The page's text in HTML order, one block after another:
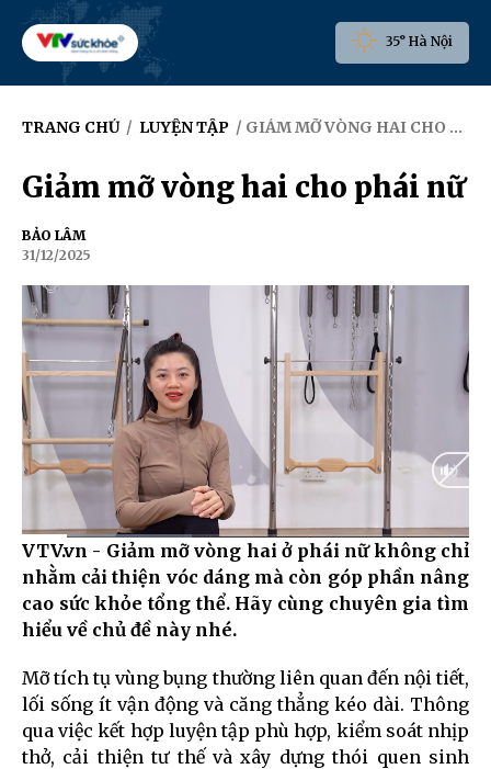
35° Hà Nội
TRANG CHỦ / LUYỆN TẬP / GIẢM MỠ VÒNG HAI CHO PHÁI NỮ
Giảm mỡ vòng hai cho phái nữ
BẢO LÂM
31/12/2025
Current
Time
0:11 / Duration
1:50
VTV.vn - Giảm mỡ vòng hai ở phái nữ không chỉ
nhằm cải thiện vóc dáng mà còn góp phần nâng
cao sức khỏe tổng thể. Hãy cùng chuyên gia tìm
hiểu về chủ đề này nhé.
Mỡ tích tụ vùng bụng thường liên quan đến nội tiết,
lối sống ít vận động và căng thẳng kéo dài. Thông
qua việc kết hợp luyện tập phù hợp, kiểm soát nhịp
thở, cải thiện tư thế và xây dựng thói quen sinh